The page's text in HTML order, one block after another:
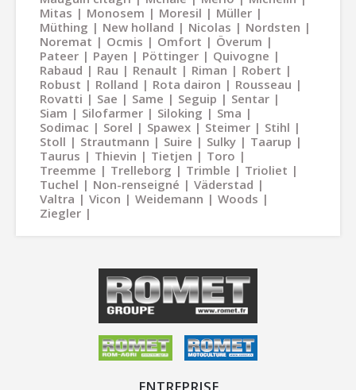
Mitas
Monosem Moresil
Müller
Müthing
New holland Nicolas
Nordsten
Noremat
Ocmis Omfort
Överum
Pateer
Payen Pöttinger
Quivogne
Rabaud
Rau Renault Riman
Robert
Robust
Rolland Rota dairon
Rousseau
Rovatti
Sae Same Seguip
Sentar
Siam
Silofarmer Siloking
Sma
Sodimac
Sorel Spawex Steimer
Stihl
Stoll
Strautmann Suire Sulky
Taarup
Taurus
Thievin Tietjen
Toro
Treemme
Trelleborg Trimble
Trioliet
Tuchel
Non-renseigné
Väderstad
Valtra
Vicon Weidemann
Woods
Ziegler